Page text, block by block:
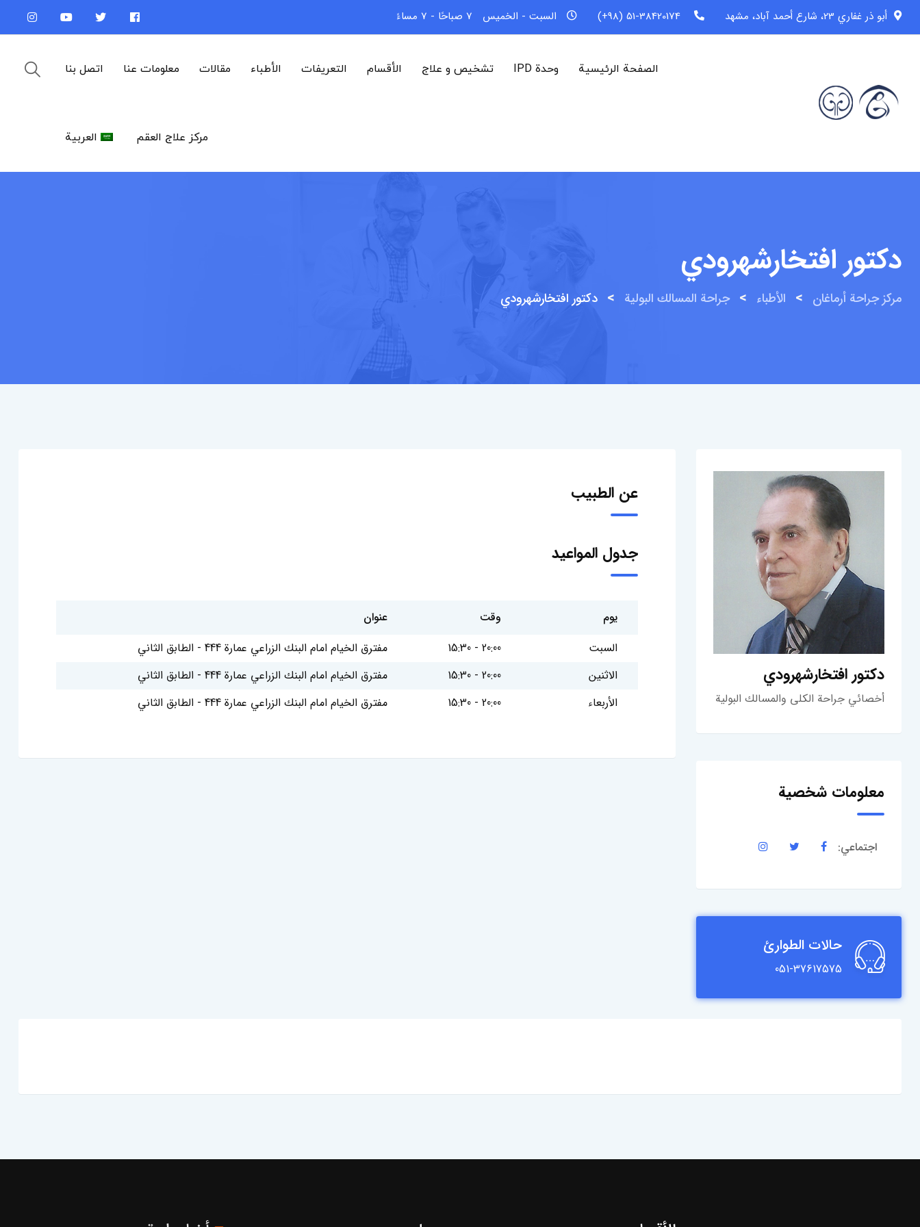
تخطى
المحتوى
أبو ذر غفاري 23، شارع أحمد آباد، مشهد 51-38420174 (98+) السبت - الخميس
الصفحة الرئيسية وحدة IPD تشخیص و علاج الأقسام التعريفات الأطباء مقالات معلومات عنا اتصل بنا
مركز علاج العقم العربية
دكتور افتخارشهرودي
مركز جراحة أرماغان > الأطباء > جراحة المسالك البولية > دكتور افتخارشهرودي
دكتور افتخارشهرودي
أخصائي جراحة الكلى والمسالك البولية
معلومات شخصية
اجتماعي:
حالات الطوارئ
051-37617575
عن الطبيب
جدول المواعيد
يوم وقت
عنوان
السبت
15:30 - 20:00
مفترق الخيام امام البنك الزراعي عمارة 444 - الطابق الثاني
الاثنين
15:30 - 20:00
مفترق الخيام امام البنك الزراعي عمارة 444 - الطابق الثاني
الأربعاء
15:30 - 20:00 مفترق الخيام امام البنك الزراعي عمارة 444 - الطابق الثاني